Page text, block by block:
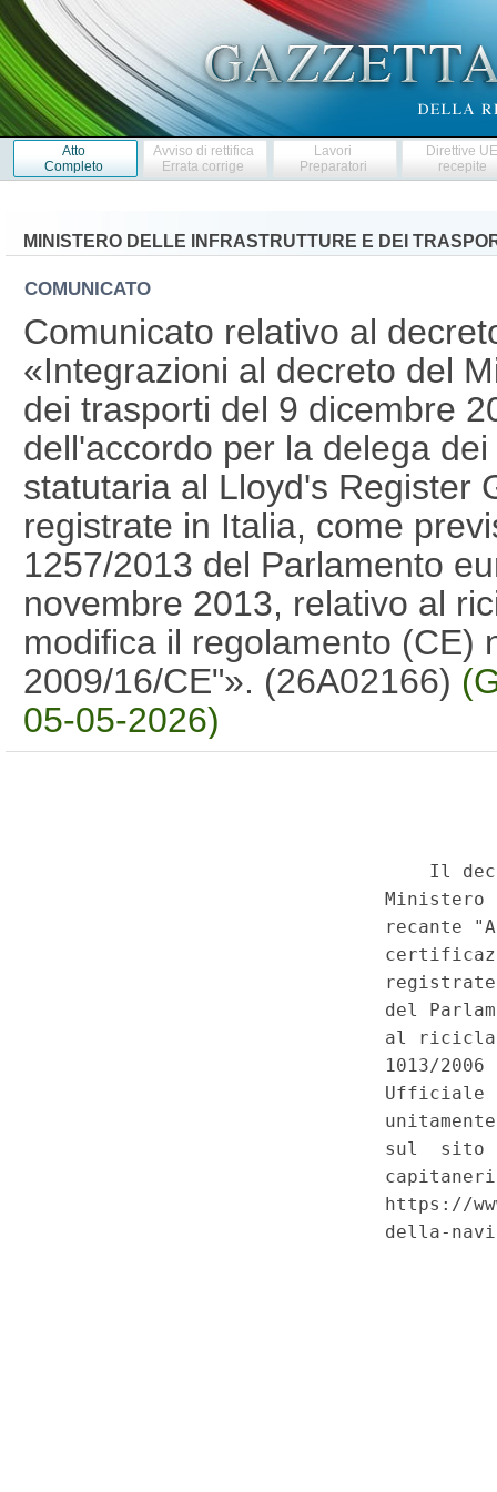
Atto
Completo
Avviso di rettifica
Errata corrige
Lavori
Preparatori
Direttive
recepite
MINISTERO DELLE INFRASTRUTTURE E DEI
COMUNICATO
Comunicato relativo al
«Integrazioni al decreto del
dei trasporti del 9 dicembre
dell'accordo per la delega
statutaria al Lloyd's Register
registrate in Italia, come
1257/2013 del Parlamento
novembre 2013, relativo al
modifica il regolamento (CE)
2009/16/CE"». (26A02166)
05-05-2026)